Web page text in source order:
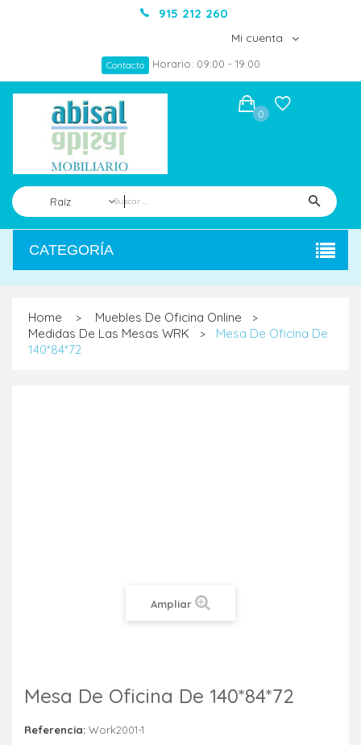
915 212 260
Mi cuenta
Contacto Horario: 09:00 - 19:00
Raíz
0
CATEGORÍA
Home > Muebles De Oficina Online >
Medidas De Las Mesas WRK >
Mesa De Oficina De
140*84*72
Ampliar
Mesa De Oficina De 140*84*72
Referencia: Work2001-1